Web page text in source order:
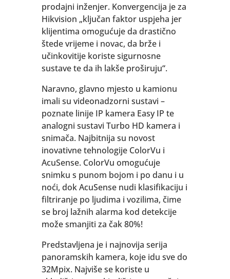
prodajni inženjer. Konvergencija je za
Hikvision „ključan faktor uspjeha jer
klijentima omogućuje da drastično
štede vrijeme i novac, da brže i
učinkovitije koriste sigurnosne
sustave te da ih lakše proširuju“.
Naravno, glavno mjesto u kamionu
imali su videonadzorni sustavi –
poznate linije IP kamera Easy IP te
analogni sustavi Turbo HD kamera i
snimača. Najbitnija su novost
inovativne tehnologije ColorVu i
AcuSense. ColorVu omogućuje
snimku s punom bojom i po danu i u
noći, dok AcuSense nudi klasifikaciju i
filtriranje po ljudima i vozilima, čime
se broj lažnih alarma kod detekcije
može smanjiti za čak 80%!
Predstavljena je i najnovija serija
panoramskih kamera, koje idu sve do
32Mpix. Najviše se koriste u